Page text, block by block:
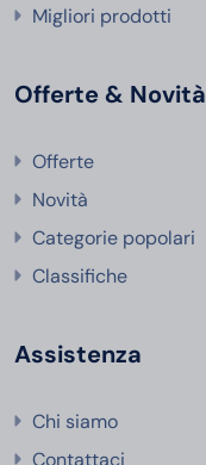
Migliori prodotti
Offerte & Novità
Offerte
Novità
Categorie popolari
Classifiche
Assistenza
Chi siamo
Contattaci